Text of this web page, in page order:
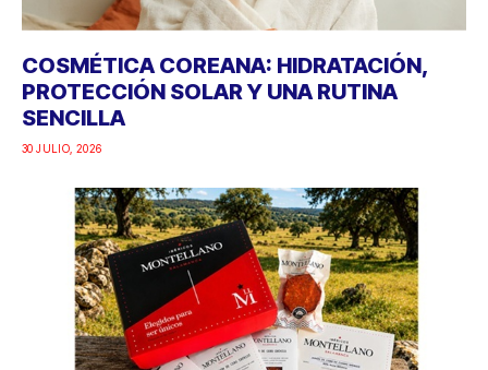
COSMÉTICA COREANA: HIDRATACIÓN,
PROTECCIÓN SOLAR Y UNA RUTINA
SENCILLA
30 JULIO, 2026